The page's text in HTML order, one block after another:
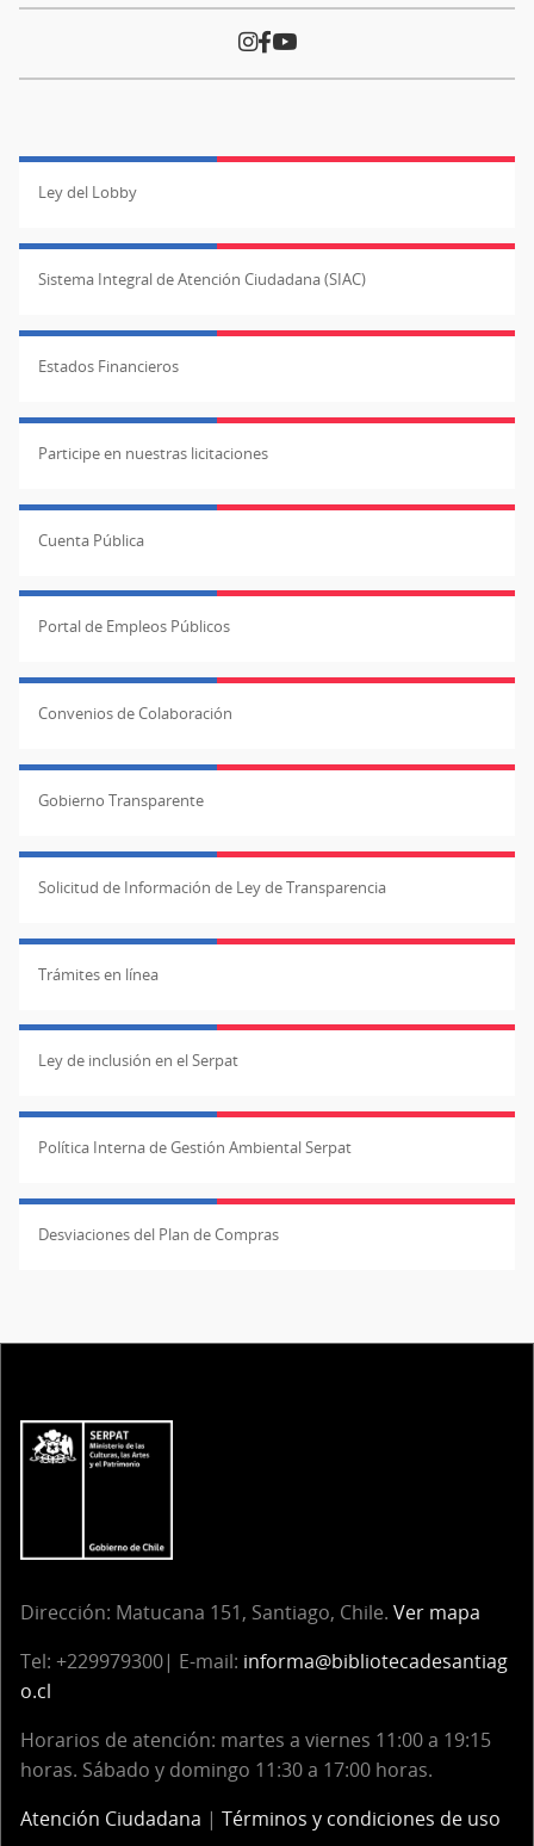
Ley del Lobby
Sistema Integral de Atención Ciudadana (SIAC)
Estados Financieros
Participe en nuestras licitaciones
Cuenta Pública
Portal de Empleos Públicos
Convenios de Colaboración
Gobierno Transparente
Solicitud de Información de Ley de Transparencia
Trámites en línea
Ley de inclusión en el Serpat
Política Interna de Gestión Ambiental Serpat
Desviaciones del Plan de Compras
Dirección: Matucana 151, Santiago, Chile. Ver mapa
Tel: +229979300| E-mail: informa@bibliotecadesantiag
o.cl
Horarios de atención: martes a viernes 11:00 a 19:15
horas. Sábado y domingo 11:30 a 17:00 horas.
Atención Ciudadana | Términos y condiciones de uso